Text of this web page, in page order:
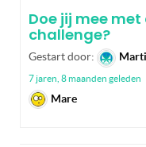
Doe jij mee
challenge?
Gestart door:
7 jaren, 8 maanden geleden
Mare